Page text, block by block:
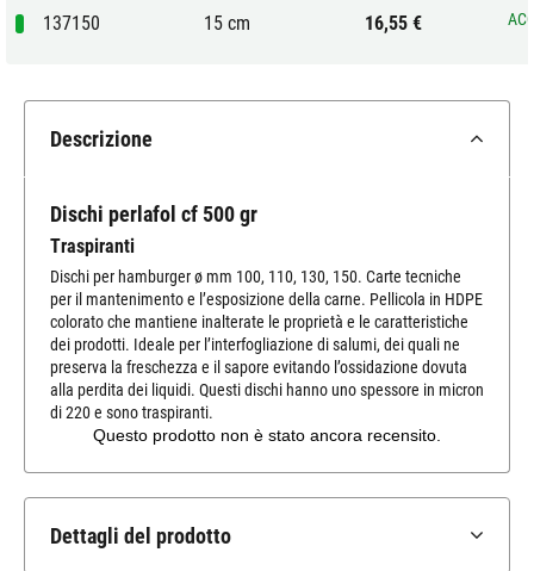
137150 15 cm 16,55 €
Descrizione
Dischi perlafol cf 500 gr
Traspiranti
Dischi per hamburger ø mm 100, 110, 130, 150. Carte tecniche
per il mantenimento e l’esposizione della carne. Pellicola in HDPE
colorato che mantiene inalterate le proprietà e le caratteristiche
dei prodotti. Ideale per l’interfogliazione di salumi, dei quali ne
preserva la freschezza e il sapore evitando l’ossidazione dovuta
alla perdita dei liquidi. Questi dischi hanno uno spessore in micron
di 220 e sono traspiranti.
Dettagli del prodotto